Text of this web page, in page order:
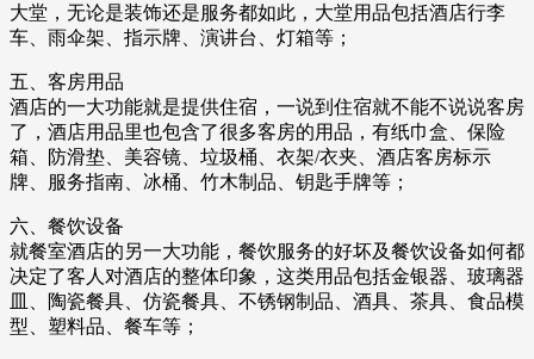
大堂，无论是装饰还是服务都如此，大堂用品包括酒店行李
车、雨伞架、指示牌、演讲台、灯箱等；
五、客房用品
酒店的一大功能就是提供住宿，一说到住宿就不能不说说客房
了，酒店用品里也包含了很多客房的用品，有纸巾盒、保险
箱、防滑垫、美容镜、垃圾桶、衣架/衣夹、酒店客房标示
牌、服务指南、冰桶、竹木制品、钥匙手牌等；
六、餐饮设备
就餐室酒店的另一大功能，餐饮服务的好坏及餐饮设备如何都
决定了客人对酒店的整体印象，这类用品包括金银器、玻璃器
皿、陶瓷餐具、仿瓷餐具、不锈钢制品、酒具、茶具、食品模
型、塑料品、餐车等；